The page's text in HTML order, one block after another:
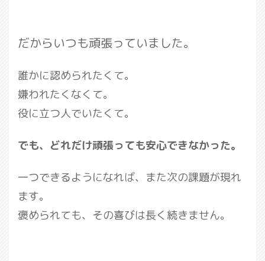
だからいつも頑張っていました。
誰かに認められたくて。
嫌われたくなくて。
役に立つ人でいたくて。
でも、どれだけ頑張っても安心できなかった。
一つできるようになれば、また次の課題が現れ
ます。
褒められても、その喜びは長く続きません。